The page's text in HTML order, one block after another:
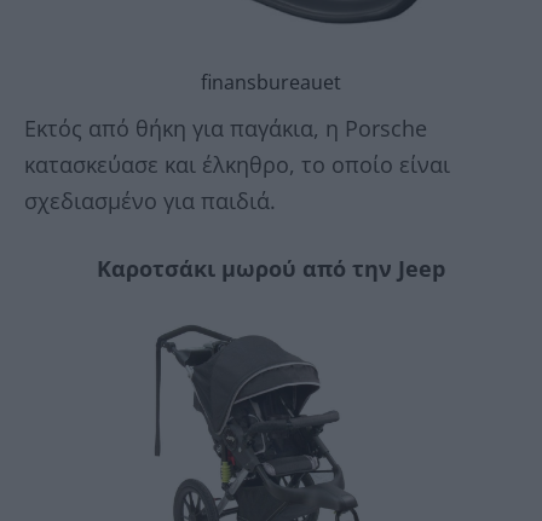
finansbureauet
Εκτός από θήκη για παγάκια, η Porsche
κατασκεύασε και έλκηθρο, το οποίο είναι
σχεδιασμένο για παιδιά.
Καροτσάκι μωρού από την Jeep